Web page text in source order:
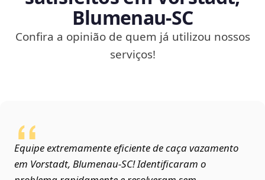
Blumenau‑SC
Confira a opinião de quem já utilizou nossos
serviços!
Equipe extremamente eficiente de caça vazamento
em Vorstadt, Blumenau‑SC! Identificaram o